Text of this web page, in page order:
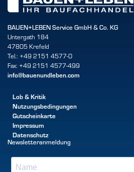
BAUEN+LEBEN Service GmbH & Co. KG
Untergath 184
47805 Krefeld
Tel.: +49 2151 4577-0
Fax: +49 2151 4577-499
info@bauenundleben.com
Lob & Kritik
Nutzungsbedingungen
Gutscheinkarte
Impressum
Datenschutz
Newsletteranmeldung